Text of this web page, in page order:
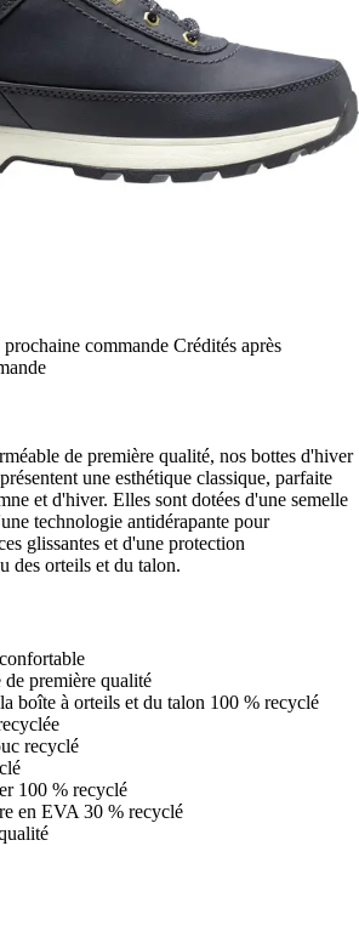
commande Crédités après
de première qualité, nos bottes d'hiver
une esthétique classique, parfaite
et d'hiver. Elles sont dotées d'une semelle
technologie antidérapante pour
glissantes et d'une protection
des orteils et du talon.
première qualité
boîte à orteils et du talon 100 % recyclé
recyclé
100 % recyclé
en EVA 30 % recyclé